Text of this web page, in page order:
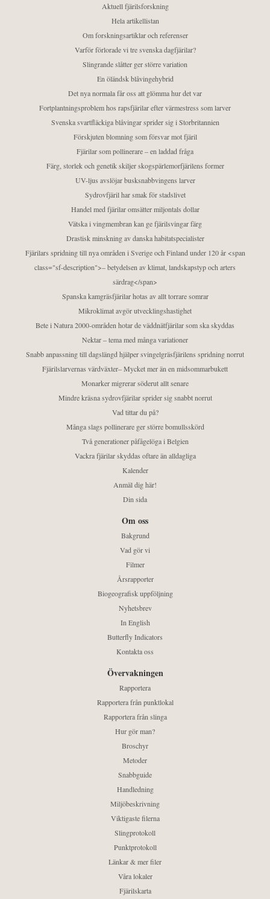
Aktuell fjärilsforskning
Hela artikellistan
Om forskningsartiklar och referenser
Varför förlorade vi tre svenska dagfjärilar?
Slingrande slåtter ger större variation
En öländsk blåvingehybrid
Det nya normala får oss att glömma hur det var
Fortplantningsproblem hos rapsfjärilar efter värmestress som larver
Svenska svartfläckiga blåvingar sprider sig i Storbritannien
Förskjuten blomning som försvar mot fjäril
Fjärilar som pollinerare – en laddad fråga
Färg, storlek och genetik skiljer skogspärlemorfjärilens former
UV-ljus avslöjar busksnabbvingens larver
Sydrovfjäril har smak för stadslivet
Handel med fjärilar omsätter miljontals dollar
Vätska i vingmembran kan ge fjärilsvingar färg
Drastisk minskning av danska habitatspecialister
Fjärilars spridning till nya områden i Sverige och Finland under 120 år <span
class="sf-description">– betydelsen av klimat, landskapstyp och arters
särdrag</span>
Spanska kamgräsfjärilar hotas av allt torrare somrar
Mikroklimat avgör utvecklingshastighet
Bete i Natura 2000-områden hotar de väddnätfjärilar som ska skyddas
Nektar – tema med många variationer
Snabb anpassning till dagslängd hjälper svingelgräsfjärilens spridning norrut
Fjärilslarvernas värdväxter– Mycket mer än en midsommarbukett
Monarker migrerar söderut allt senare
Mindre kräsna sydrovfjärilar sprider sig snabbt norrut
Vad tittar du på?
Många slags pollinerare ger större bomullsskörd
Två generationer påfågelöga i Belgien
Vackra fjärilar skyddas oftare än alldagliga
Kalender
Anmäl dig här!
Din sida
Om oss
Bakgrund
Vad gör vi
Filmer
Årsrapporter
Biogeografisk uppföljning
Nyhetsbrev
In English
Butterfly Indicators
Kontakta oss
Övervakningen
Rapportera
Rapportera från punktlokal
Rapportera från slinga
Hur gör man?
Broschyr
Metoder
Snabbguide
Handledning
Miljöbeskrivning
Viktigaste filerna
Slingprotokoll
Punktprotokoll
Länkar & mer filer
Våra lokaler
Fjärilskarta